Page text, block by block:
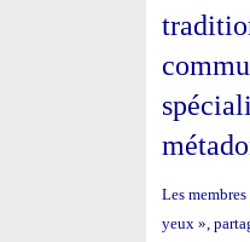
Les
yeux »,